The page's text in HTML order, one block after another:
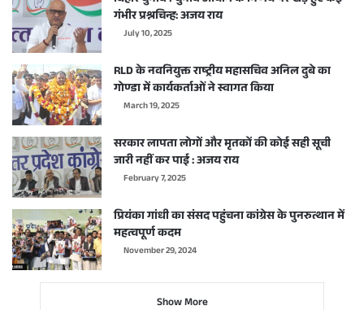
गंभीर प्रश्नचिन्ह: अजय राय
July 10, 2025
RLD के नवनियुक्त राष्ट्रीय महासचिव अनिल दुबे का
गोण्डा में कार्यकर्ताओं ने स्वागत किया
March 19, 2025
सरकार लापता लोगों और मृतकों की कोई सही सूची
जारी नहीं कर पाई : अजय राय
February 7, 2025
प्रियंका गांधी का संसद पहुंचना कांग्रेस के पुनरुत्थान में
महत्वपूर्ण कदम
November 29, 2024
Show More